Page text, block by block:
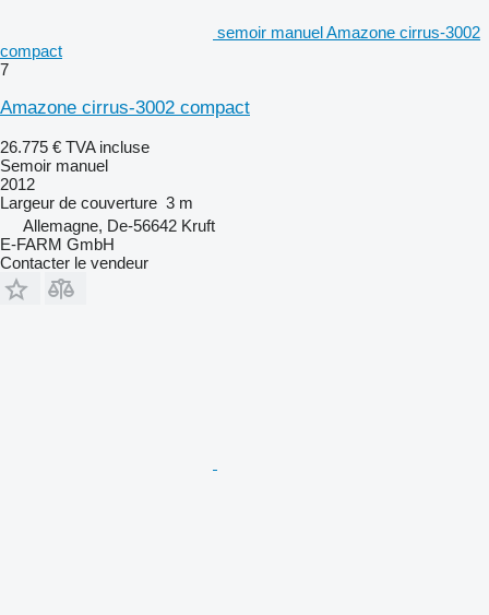
semoir manuel Amazone cirrus-3002
compact
7
Amazone cirrus-3002 compact
26.775 € TVA incluse
Semoir manuel
2012
Largeur de couverture 3 m
Allemagne, De-56642 Kruft
E-FARM GmbH
Contacter le vendeur